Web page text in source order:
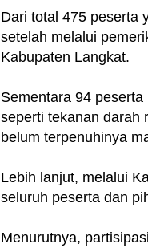
Dari total 475 peserta
setelah melalui
Kabupaten Langkat.
Sementara 94
seperti tekanan darah
belum terpenuhinya
Lebih lanjut, melalui
seluruh peserta dan
Menurutnya,